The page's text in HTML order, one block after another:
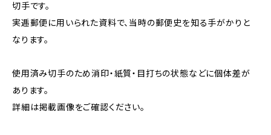
切手です。
実逓郵便に用いられた資料で、当時の郵便史を知る手がかりと
なります。
使用済み切手のため消印・紙質・目打ちの状態などに個体差が
あります。
詳細は掲載画像をご確認ください。